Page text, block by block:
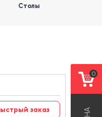
Столы
заказ
0